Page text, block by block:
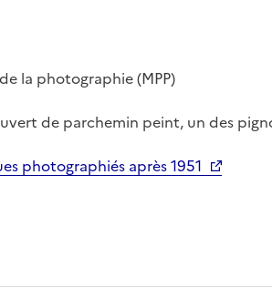
la photographie (MPP)
de parchemin peint, un des
photographiés après 1951